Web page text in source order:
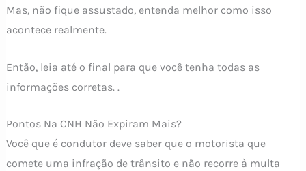
Mas, não fique assustado, entenda melhor como isso
acontece realmente.
Então, leia até o final para que você tenha todas as
informações corretas. .
Pontos Na CNH Não Expiram Mais?
Você que é condutor deve saber que o motorista que
comete uma infração de trânsito e não recorre à multa